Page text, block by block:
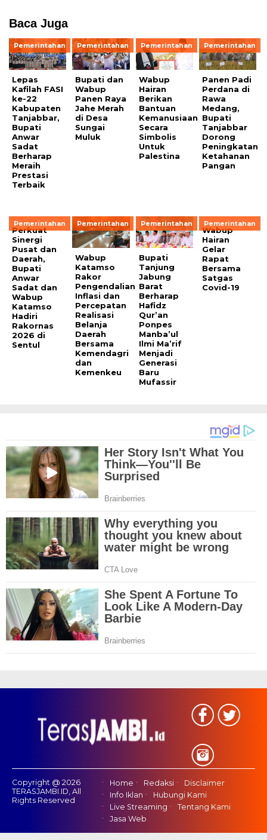
Baca Juga
Pemerintahan
Lepas
Kafilah FASI
ke-22
Kabupaten
Tanjabbar,
Bupati
Anwar
Sadat
Berharap
Meraih
Prestasi
Terbaik
Pemerintahan
Bupati dan
Wabup
Panen Raya
Jahe Merah
di Desa
Sungai
Muluk
Pemerintahan
Wabup
Hairan
Berikan
Bantuan
Kemanusiaan
Secara
Simbolis
Untuk
Palestina
Pemerintahan
Panen Padi
Perdana di
Rawa
Medang,
Bupati
Tanjabbar
Dorong
Peningkatan
Ketahanan
Pangan
Pemerintahan
Perkuat
Sinergi
Pusat dan
Daerah,
Bupati
Anwar
Sadat dan
Wabup
Katamso
Hadiri
Rakornas
2026 di
Sentul
Pemerintahan
Wabup
Katamso
Rakor
Pengendalian
Inflasi dan
Percepatan
Realisasi
Belanja
Daerah
Bersama
Kemendagri
dan
Kemenkeu
Pemerintahan
Bupati
Tanjung
Jabung
Barat
Berharap
Hafidz
Qur’an
Ponpes
Manba’ul
Ilmi Ma’rif
Menjadi
Generasi
Baru
Mufassir
Pemerintahan
Wabup
Hairan
Gelar
Rapat
Bersama
Satgas
Covid-19
Copyright @ 2026
TERASJAMBI.ID, All
Rights Reserved
Home Redaksi
Disclaimer
Info Iklan
Hubungi Kami
Live Streaming
Tentang Kami
Jasa Web